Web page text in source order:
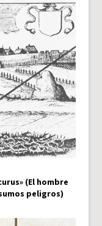
(El hombre
peligros)